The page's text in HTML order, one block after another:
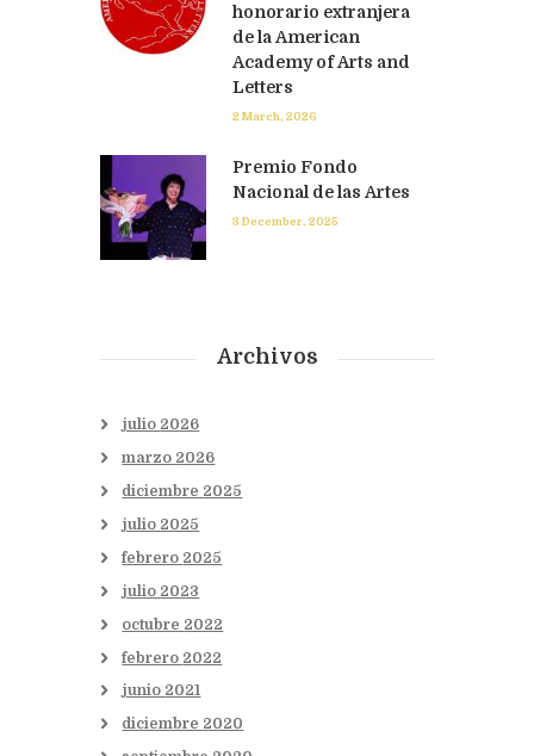
honorario extranjera
de la American
Academy of Arts and
Letters
2 March, 2026
Premio Fondo
Nacional de las Artes
3 December, 2025
Archivos
julio 2026
marzo 2026
diciembre 2025
julio 2025
febrero 2025
julio 2023
octubre 2022
febrero 2022
junio 2021
diciembre 2020